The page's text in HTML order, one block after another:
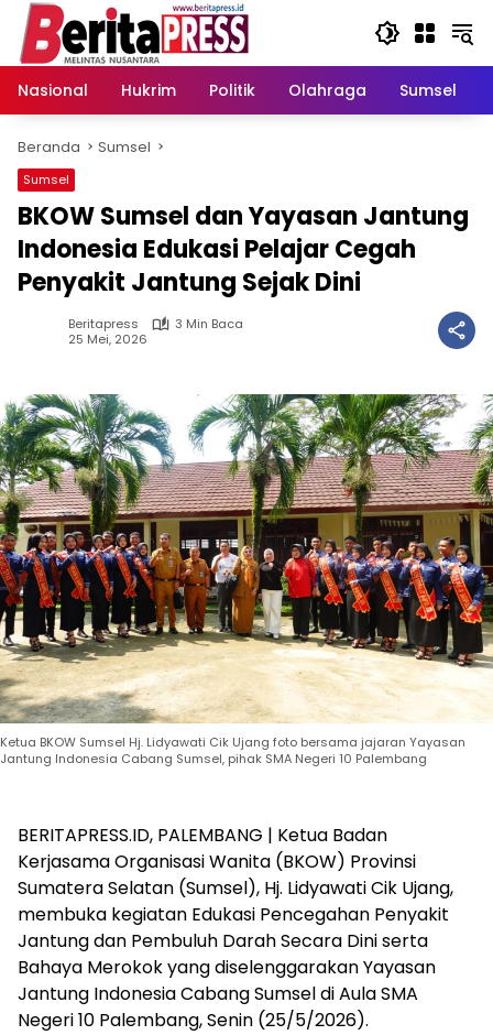
Langsung
konten
Nasional
Hukrim Politik Olahraga Sumsel
Beranda Sumsel
Sumsel
BKOW Sumsel dan Yayasan Jantung
Indonesia Edukasi Pelajar Cegah
Penyakit Jantung Sejak Dini
Beritapress
3 Min Baca
25 Mei, 2026
Ketua BKOW Sumsel Hj. Lidyawati Cik Ujang foto bersama jajaran Yayasan
Jantung Indonesia Cabang Sumsel, pihak SMA Negeri 10 Palembang
BERITAPRESS.ID, PALEMBANG | Ketua Badan
Kerjasama Organisasi Wanita (BKOW) Provinsi
Sumatera Selatan (Sumsel), Hj. Lidyawati Cik Ujang,
membuka kegiatan Edukasi Pencegahan Penyakit
Jantung dan Pembuluh Darah Secara Dini serta
Bahaya Merokok yang diselenggarakan Yayasan
Jantung Indonesia Cabang Sumsel di Aula SMA
Negeri 10 Palembang, Senin (25/5/2026).